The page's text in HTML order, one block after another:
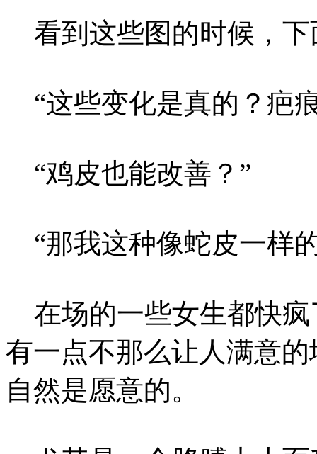
看到这些图的时候，下
“这些变化是真的？疤
“鸡皮也能改善？”
“那我这种像蛇皮一样
在场的一些女生都快疯
有一点不那么让人满意
自然是愿意的。